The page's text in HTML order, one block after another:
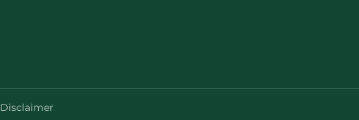
Disclaimer